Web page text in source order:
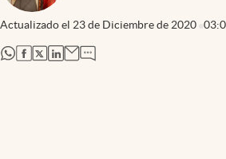
Actualizado el 23 de Diciembre de 2020
abre en nueva pestaña
abre en nueva pestaña
abre en nueva pestaña
abre en nueva pestaña